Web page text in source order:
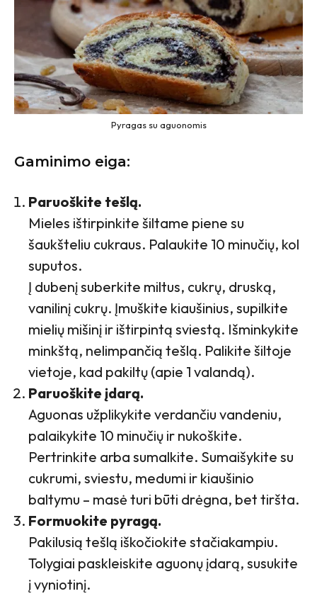
Pyragas su aguonomis
Gaminimo eiga:
Paruoškite tešlą.
Mieles ištirpinkite šiltame piene su
šaukšteliu cukraus. Palaukite 10 minučių, kol
suputos.
Į dubenį suberkite miltus, cukrų, druską,
vanilinį cukrų. Įmuškite kiaušinius, supilkite
mielių mišinį ir ištirpintą sviestą. Išminkykite
minkštą, nelimpančią tešlą. Palikite šiltoje
vietoje, kad pakiltų (apie 1 valandą).
Paruoškite įdarą.
Aguonas užplikykite verdančiu vandeniu,
palaikykite 10 minučių ir nukoškite.
Pertrinkite arba sumalkite. Sumaišykite su
cukrumi, sviestu, medumi ir kiaušinio
baltymu – masė turi būti drėgna, bet tiršta.
Formuokite pyragą.
Pakilusią tešlą iškočiokite stačiakampiu.
Tolygiai paskleiskite aguonų įdarą, susukite
į vyniotinį.